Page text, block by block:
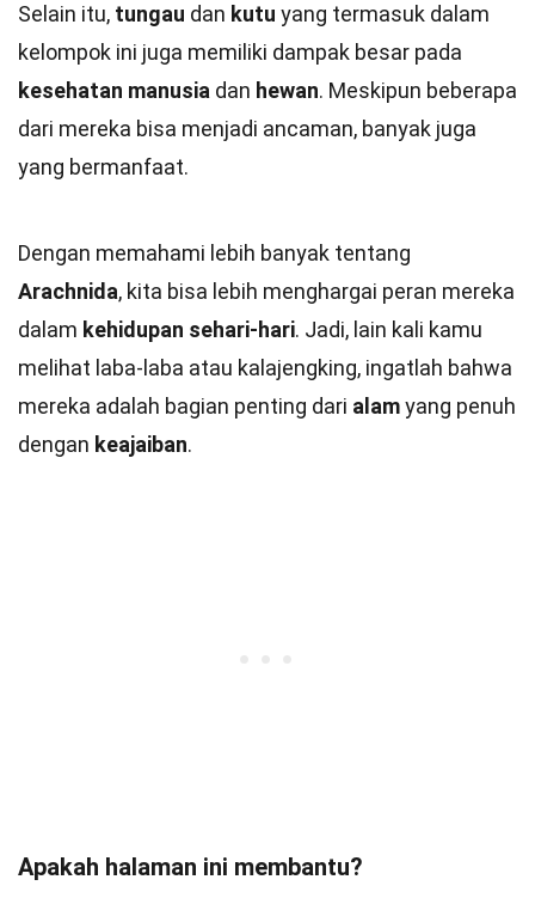
Selain itu, tungau dan kutu yang termasuk dalam
kelompok ini juga memiliki dampak besar pada
kesehatan manusia dan hewan. Meskipun beberapa
dari mereka bisa menjadi ancaman, banyak juga
yang bermanfaat.
Dengan memahami lebih banyak tentang
Arachnida, kita bisa lebih menghargai peran mereka
dalam kehidupan sehari-hari. Jadi, lain kali kamu
melihat laba-laba atau kalajengking, ingatlah bahwa
mereka adalah bagian penting dari alamyang penuh
dengan keajaiban.
Apakah halaman ini membantu?